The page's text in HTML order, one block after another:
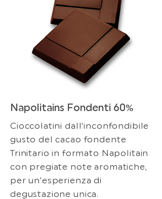
Napolitains Fondenti 60%
Cioccolatini dall'inconfondibile
gusto del cacao fondente
Trinitario in formato Napolitain
con pregiate note aromatiche,
per un'esperienza di
degustazione unica.